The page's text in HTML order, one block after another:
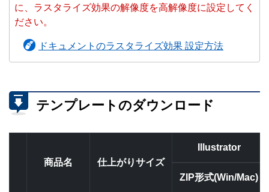
に、ラスタライズ効果の解像度を高解像度に設定してく
ださい。
ドキュメントのラスタライズ効果 設定方法
テンプレートのダウンロード
商品名 仕上がりサイズ
Illustrator
ZIP形式(Win/Mac)